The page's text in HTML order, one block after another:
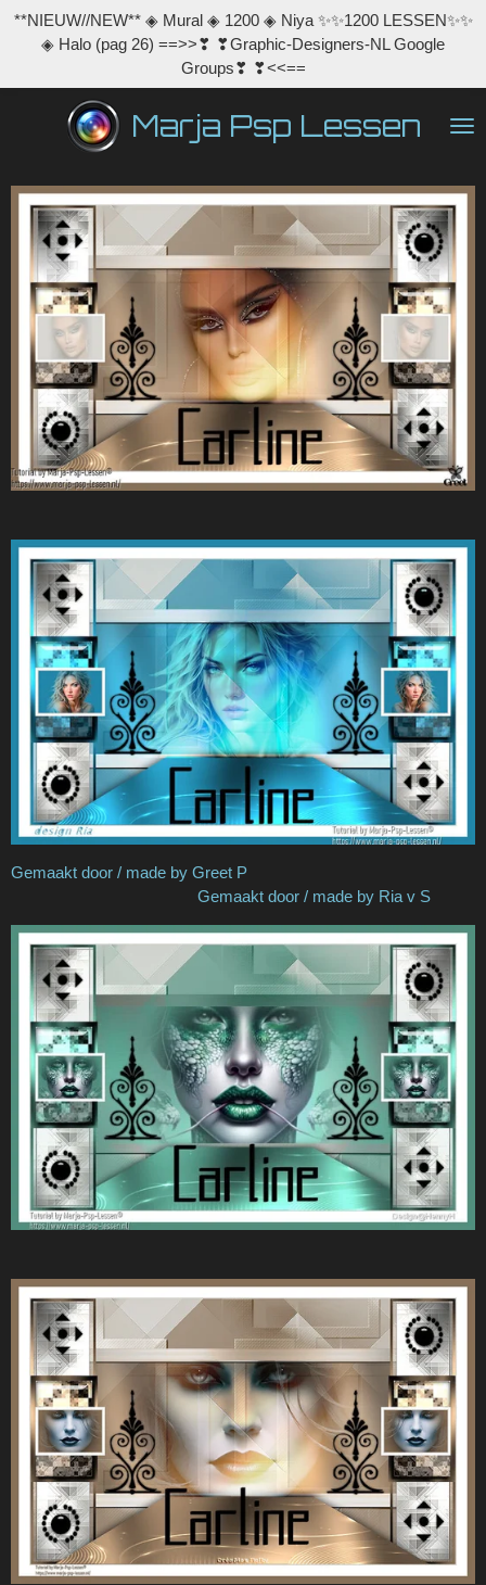
Ga
direct
de
hoofdinhoud
Marja Psp Lessen
**NIEUW//NEW** ◈ Mural ◈ 1200 ◈ Niya ✨✨1200 LESSEN✨✨
◈ Halo (pag 26) ==>>❣ ❣Graphic-Designers-NL Google
Groups❣ ❣<<==
Gemaakt door / made by Greet P
Gemaakt door / made by Ria v S